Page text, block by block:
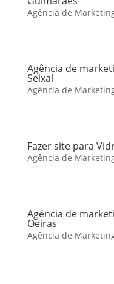
Agência de
Agência de
Seixal
Agência de
Fazer site para
Agência de
Agência de
Oeiras
Agência de